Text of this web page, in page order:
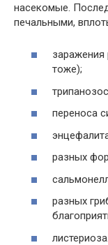
насекомые.
печальными,
тоже);
переноса
разных
разных
листериоза.